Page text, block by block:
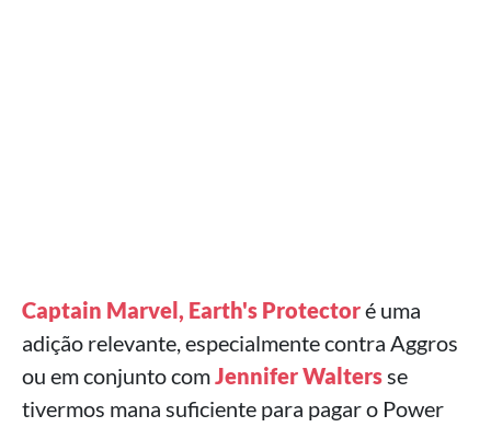
Captain Marvel, Earth's Protectoré uma
adição relevante, especialmente contra Aggros
ou em conjunto comJennifer Waltersse
tivermos mana suficiente para pagar o Power